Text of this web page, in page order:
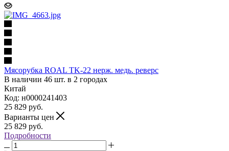
Мясорубка ROAL TK-22 нерж. медь. реверс
В наличии 46 шт. в 2 городах
Китай
Код: н0000241403
25 829 руб.
Варианты цен
25 829 руб.
Подробности